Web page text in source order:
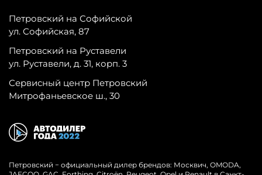
Петровский на Софийской
ул. Софийская, 87
Петровский на Руставели
ул. Руставели, д. 31, корп. 3
Сервисный центр Петровский
Митрофаньевское ш., 30
Петровский − официальный дилер брендов: Москвич, OMODA,